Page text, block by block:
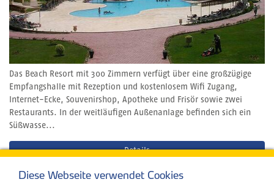
Das Beach Resort mit 300 Zimmern verfügt über eine großzügige
Empfangshalle mit Rezeption und kostenlosem Wifi Zugang,
Internet-Ecke, Souvenirshop, Apotheke und Frisör sowie zwei
Restaurants. In der weitläufigen Außenanlage befinden sich ein
Süßwasse...
Details
Angebot & Buchen
Diese Webseite verwendet Cookies